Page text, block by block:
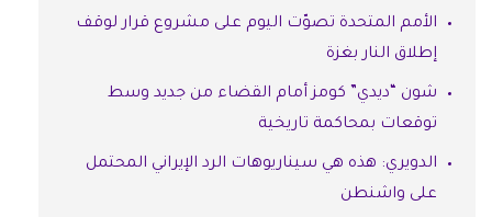
الأمم المتحدة تصوّت اليوم على مشروع قرار لوقف
إطلاق النار بغزة
شون “ديدي” كومز أمام القضاء من جديد وسط
توقعات بمحاكمة تاريخية
الدويري: هذه هي سيناريوهات الرد الإيراني المحتمل
على واشنطن